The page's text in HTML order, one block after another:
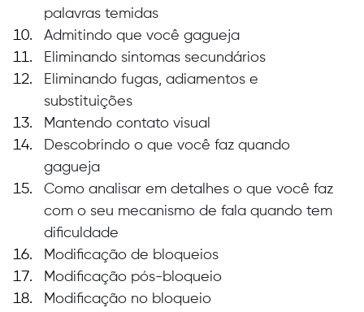
palavras temidas
Admitindo que você gagueja
Eliminando sintomas secundários
Eliminando fugas, adiamentos e
substituições
Mantendo contato visual
Descobrindo o que você faz quando
gagueja
Como analisar em detalhes o que você faz
com o seu mecanismo de fala quando tem
dificuldade
Modificação de bloqueios
Modificação pós-bloqueio
Modificação no bloqueio